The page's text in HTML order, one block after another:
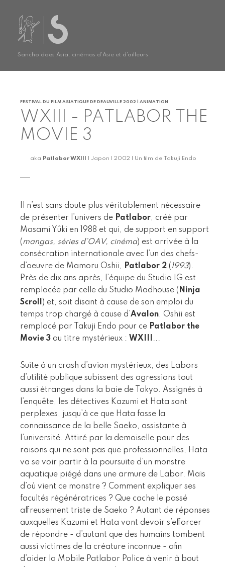
Sancho does Asia, cinémas d'Asie et d'ailleurs
FESTIVAL DU FILM ASIATIQUE DE DEAUVILLE 2002 | ANIMATION
WXIII - PATLABOR THE
MOVIE 3
aka Patlabor WXIII | Japon | 2002 | Un film de Takuji Endo
Il n’est sans doute plus véritablement nécessaire
de présenter l’univers de Patlabor, créé par
Masami Yûki en 1988 et qui, de support en support
(mangas, séries d’OAV, cinéma) est arrivée à la
consécration internationale avec l’un des chefs-
d’oeuvre de Mamoru Oshii,
Patlabor 2 ( 1993).
Près de dix ans après, l’équipe du Studio IG est
remplacée par celle du Studio Madhouse ( Ninja
Scroll
) et, soit disant à cause de son emploi du
temps trop chargé à cause d’ Avalon, Oshii est
remplacé par Takuji Endo pour ce Patlabor the
Movie 3 au titre mystérieux : WXIII ...
Suite à un crash d’avion mystérieux, des Labors
d’utilité publique subissent des agressions tout
aussi étranges dans la baie de Tokyo. Assignés à
l’enquête, les détectives Kazumi et Hata sont
perplexes, jusqu’à ce que Hata fasse la
connaissance de la belle Saeko, assistante à
l’université. Attiré par la demoiselle pour des
raisons qui ne sont pas que professionnelles, Hata
va se voir partir à la poursuite d’un monstre
aquatique piégé dans une armure de Labor. Mais
d’où vient ce monstre ? Comment expliquer ses
facultés régénératrices ? Que cache le passé
affreusement triste de Saeko ? Autant de réponses
auxquelles Kazumi et Hata vont devoir s’efforcer
de répondre - d’autant que des humains tombent
aussi victimes de la créature inconnue - afin
d’aider la Mobile Patlabor Police à venir à bout